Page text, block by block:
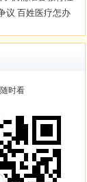
时看